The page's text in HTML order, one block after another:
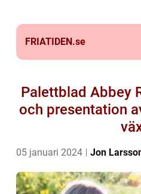
FRIATIDEN.se
Palettblad Abbey
och presentation
05 januari 2024 Jon